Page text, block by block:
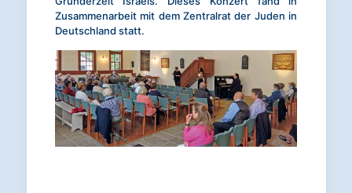
Zusammenarbeit mit dem Zentralrat der Juden in
Deutschland statt.